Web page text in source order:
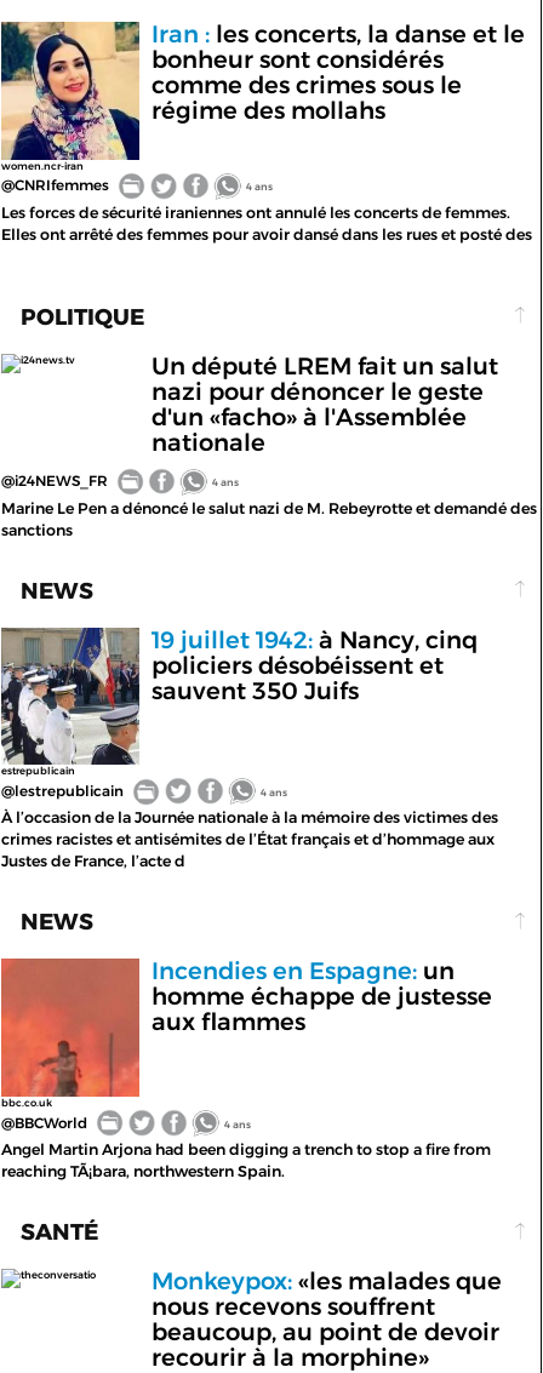
women.ncr-iran
Iran :les concerts, la danse et le
bonheur sont considérés
comme des crimes sous le
régime des mollahs
@CNRIfemmes 4 ans
Les forces de sécurité iraniennes ont annulé les concerts de femmes.
Elles ont arrêté des femmes pour avoir dansé dans les rues et posté des
POLITIQUE
i24news.tv
Un député LREM fait un salut
nazi pour dénoncer le geste
d'un «facho» à l'Assemblée
nationale
@i24NEWS_FR 4 ans
Marine Le Pen a dénoncé le salut nazi de M. Rebeyrotte et demandé des
sanctions
NEWS
estrepublicain
19 juillet 1942:à Nancy, cinq
policiers désobéissent et
sauvent 350 Juifs
@lestrepublicain 4 ans
À l’occasion de la Journée nationale à la mémoire des victimes des
crimes racistes et antisémites de l’État français et d’hommage aux
Justes de France, l’acte d
NEWS
bbc.co.uk
Incendies en Espagne:un
homme échappe de justesse
aux flammes
@BBCWorld 4 ans
Angel Martin Arjona had been digging a trench to stop a fire from
reaching TÃ¡bara, northwestern Spain.
SANTÉ
theconversatio Monkeypox:«les malades que
nous recevons souffrent
beaucoup, au point de devoir
recourir à la morphine»